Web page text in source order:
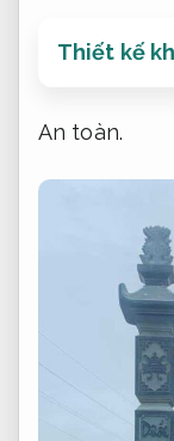
Thiết kế
An toàn.